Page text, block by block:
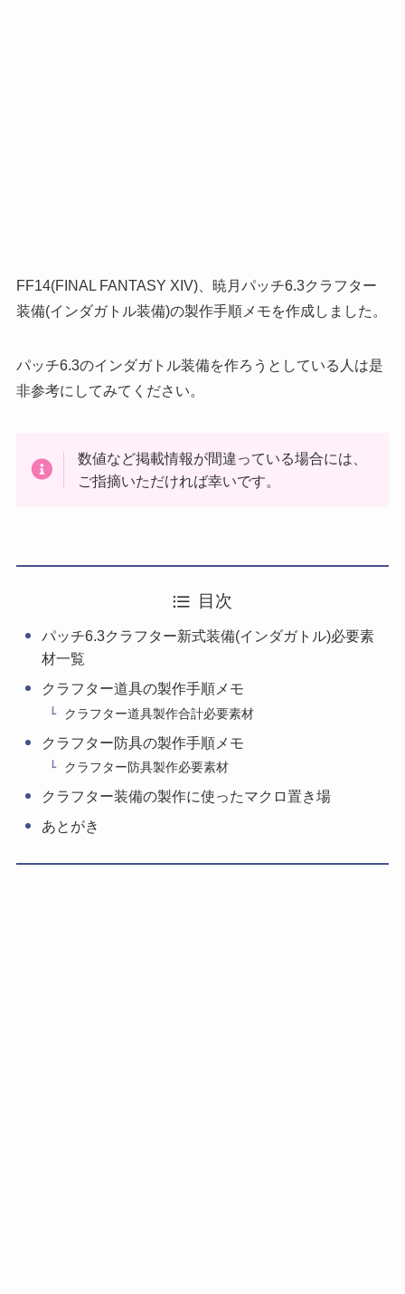
FF14(FINAL FANTASY XIV)、暁月パッチ6.3クラフター
装備(インダガトル装備)の製作手順メモを作成しました。
パッチ6.3のインダガトル装備を作ろうとしている人は是
非参考にしてみてください。
数値など掲載情報が間違っている場合には、
ご指摘いただければ幸いです。
目次
パッチ6.3クラフター新式装備(インダガトル)必要素
材一覧
クラフター道具の製作手順メモ
クラフター道具製作合計必要素材
クラフター防具の製作手順メモ
クラフター防具製作必要素材
クラフター装備の製作に使ったマクロ置き場
あとがき